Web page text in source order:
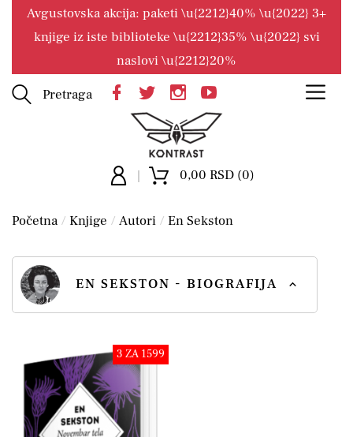
Avgustovska akcija: paketi \u{2212}40% \u{2022} 3+
knjige iz iste biblioteke \u{2212}35% \u{2022} svi
naslovi \u{2212}20%
Pretraga
0,00 RSD (0)
Početna Knjige Autori En Sekston
EN SEKSTON - BIOGRAFIJA
3 ZA 1599